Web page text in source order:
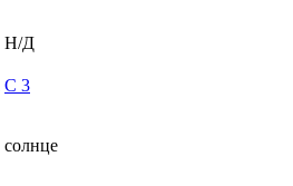
Н/Д
С 3
солнце